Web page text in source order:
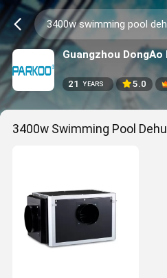
Guangzhou
21 YEARS 5.0
3400w Swimming Pool